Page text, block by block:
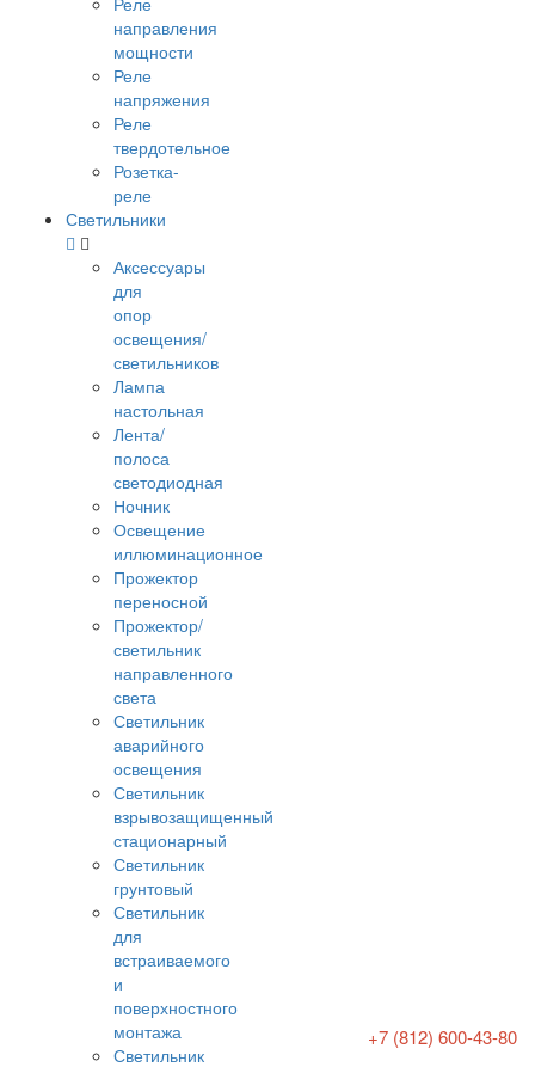
направления
мощности
Реле
напряжения
Реле
твердотельное
Розетка-
реле
Светильники
Аксессуары
для
опор
освещения/
светильников
Лампа
настольная
Лента/
полоса
светодиодная
Ночник
Освещение
иллюминационное
Прожектор
переносной
Прожектор/
светильник
направленного
света
Светильник
аварийного
освещения
Светильник
взрывозащищенный
стационарный
Светильник
грунтовый
Светильник
для
встраиваемого
и
поверхностного
монтажа
Светильник
+7 (812) 600-43-80